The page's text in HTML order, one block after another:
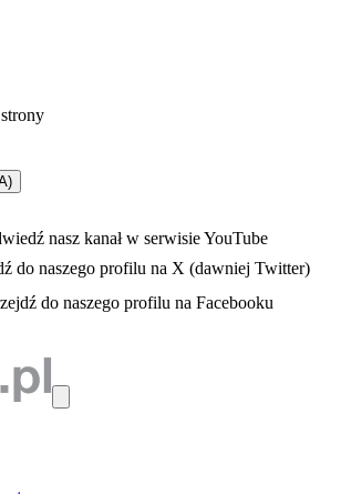
się w nowej karcie
- otwiera się w nowej karcie
nasz kanał w serwisie YouTube
nowej karcie
do naszego profilu na X (dawniej Twitter)
- otwiera się w nowej karcie
do naszego profilu na Facebooku